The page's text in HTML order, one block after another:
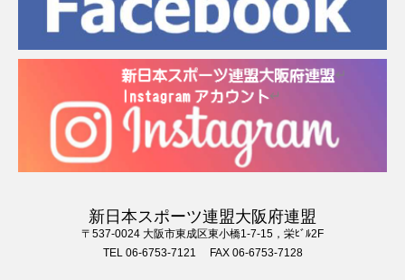
新日本スポーツ連盟大阪府連盟
〒537-0024 大阪市東成区東小橋1-7-15，栄ﾋﾞﾙ2F
TEL 06-6753-7121 FAX 06-6753-7128